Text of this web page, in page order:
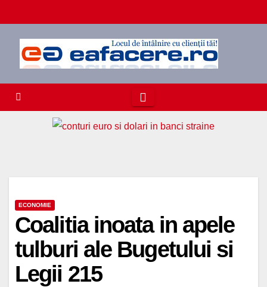
to
ECONOMIE
Coalitia inoata in apele
tulburi ale Bugetului si
Legii 215